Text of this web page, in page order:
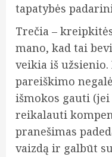
tapatybės
Trečia –
mano, kad tai
veikia iš užsienio.
pareiškimo
išmokos gauti
reikalauti
pranešimas
vaizdą ir galbūt